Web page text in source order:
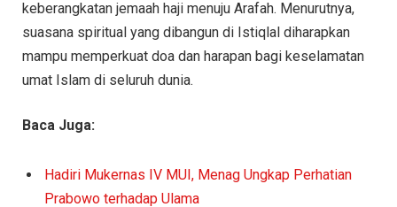
keberangkatan jemaah haji menuju Arafah. Menurutnya,
suasana spiritual yang dibangun di Istiqlal diharapkan
mampu memperkuat doa dan harapan bagi keselamatan
umat Islam di seluruh dunia.
Baca Juga:
Hadiri Mukernas IV MUI, Menag Ungkap Perhatian
Prabowo terhadap Ulama